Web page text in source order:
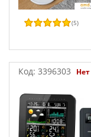
(5)
Код: 3396303